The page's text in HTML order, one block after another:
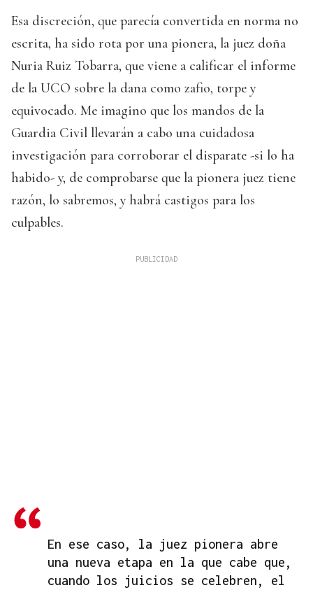
Esa discreción, que parecía convertida en norma no
escrita, ha sido rota por una pionera, la juez doña
Nuria Ruiz Tobarra, que viene a calificar el informe
de la UCO sobre la dana como zafio, torpe y
equivocado. Me imagino que los mandos de la
Guardia Civil llevarán a cabo una cuidadosa
investigación para corroborar el disparate -si lo ha
habido- y, de comprobarse que la pionera juez tiene
razón, lo sabremos, y habrá castigos para los
culpables.
En ese caso, la juez pionera abre
una nueva etapa en la que cabe que,
cuando los juicios se celebren, el